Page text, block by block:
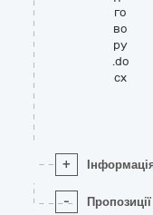
го
во
ру
.do
cx
+
- Пропозиції